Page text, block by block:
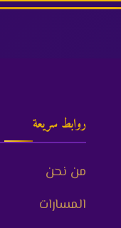
روابط سريعة
من نحن
المسارات